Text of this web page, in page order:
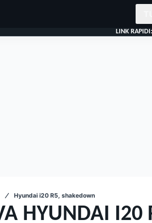
LINK RAPIDI:
Hyundai i20 R5, shakedown
HYUNDAI I20